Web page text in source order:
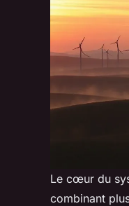
Le cœur du
combinant